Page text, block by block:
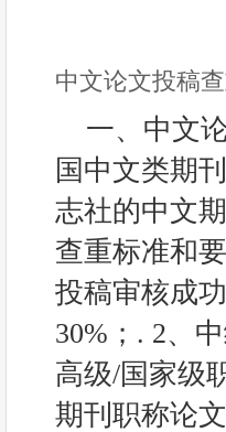
中文论文投稿
一、中文
国中文类期
志社的中文
查重标准和
投稿审核成
30%；. 2、
高级/国家级
期刊职称论